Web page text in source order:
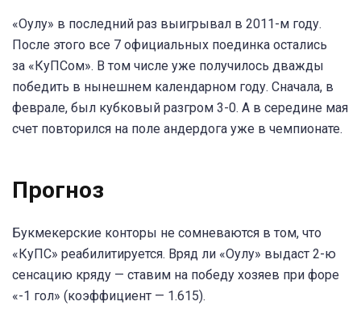
«Оулу» в последний раз выигрывал в 2011-м году.
После этого все 7 официальных поединка остались
за «КуПСом». В том числе уже получилось дважды
победить в нынешнем календарном году. Сначала, в
феврале, был кубковый разгром 3-0. А в середине мая
счет повторился на поле андердога уже в чемпионате.
Прогноз
Букмекерские конторы не сомневаются в том, что
«КуПС» реабилитируется. Вряд ли «Оулу» выдаст 2-ю
сенсацию кряду — ставим на победу хозяев при форе
«-1 гол» (коэффициент — 1.615).